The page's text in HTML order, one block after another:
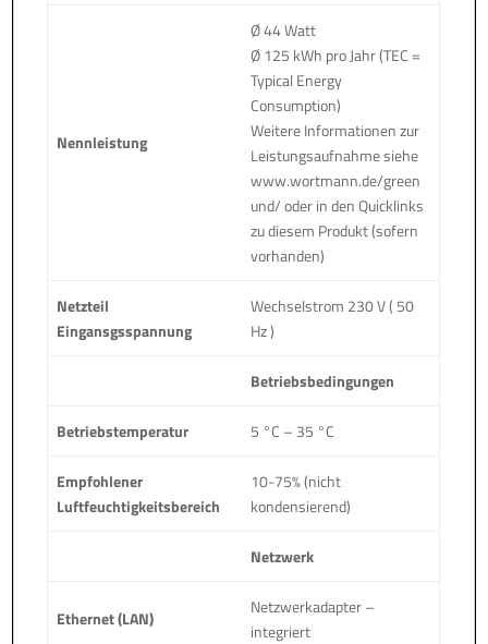
Nennleistung
Ø 44 Watt
Ø 125 kWh pro Jahr (TEC =
Typical Energy
Consumption)
Weitere Informationen zur
Leistungsaufnahme siehe
www.wortmann.de/green
und/ oder in den Quicklinks
zu diesem Produkt (sofern
vorhanden)
Netzteil
Eingansgsspannung
Wechselstrom 230 V ( 50
Hz )
Betriebsbedingungen
Betriebstemperatur 5 °C – 35 °C
Empfohlener
Luftfeuchtigkeitsbereich
10-75% (nicht
kondensierend)
Netzwerk
Ethernet (LAN)
Netzwerkadapter –
integriert